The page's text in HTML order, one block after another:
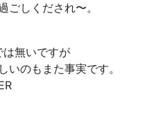
ごしくだされ〜。
無いですが
いのもまた事実です。